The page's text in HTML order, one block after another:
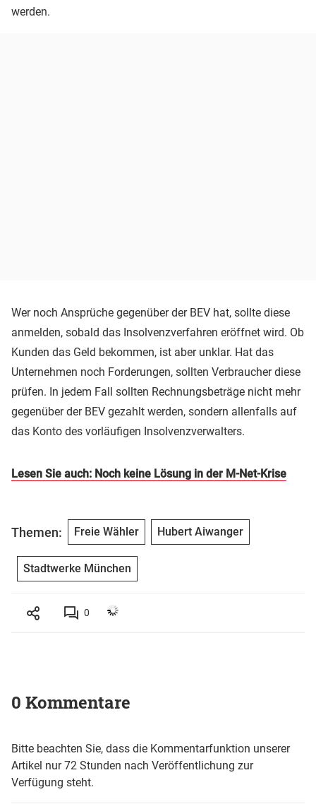
werden.
Wer noch Ansprüche gegenüber der BEV hat, sollte diese
anmelden, sobald das Insolvenzverfahren eröffnet wird. Ob
Kunden das Geld bekommen, ist aber unklar. Hat das
Unternehmen noch Forderungen, sollten Verbraucher diese
prüfen. In jedem Fall sollten Rechnungsbeträge nicht mehr
gegenüber der BEV gezahlt werden, sondern allenfalls auf
das Konto des vorläufigen Insolvenzverwalters.
Lesen Sie auch: Noch keine Lösung in der M-Net-Krise
Themen: Freie Wähler Hubert Aiwanger
Stadtwerke München
0
0 Kommentare
Bitte beachten Sie, dass die Kommentarfunktion unserer
Artikel nur 72 Stunden nach Veröffentlichung zur
Verfügung steht.